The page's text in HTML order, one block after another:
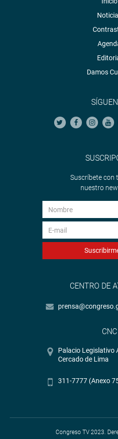
nuevos seguidores, mientras
sin haber invertido nada en
la Oficina de Comunicaciones.
CENTRO DE NOTICIAS
Puede encontrar más
goo.gl/Ty5Tto
http://
https://goo.gl/
Damos
Suscríbete con
nuestro
CENTRO DE
CNC
Palacio Legislativo
Cercado de Lima
311-7777 (Anexo
Congreso TV 2023.